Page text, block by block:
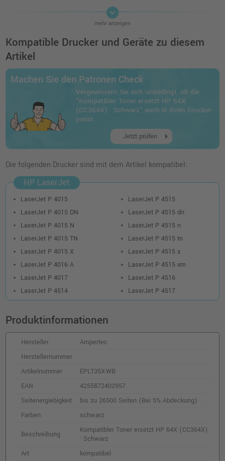
Kompatibles Toner Doppelpack ersetzt HP
64X (CC364XD) · Schwarz
o. MwSt.
108,99 €
keyboard_arrow_down
mehr anzeigen
Kompatible Drucker und Geräte zu diesem
Artikel
Machen Sie den Patronen Check
Vergewissern Sie sich unbedingt, ob die
"Kompatibler Toner ersetzt HP 64X
(CC364X) · Schwarz" auch in Ihren Drucker
passt.
Jetzt prüfen arrow_right
Die folgenden Drucker sind mit dem Artikel kompatibel:
HP LaserJet
LaserJet P 4015
LaserJet P 4015 DN
LaserJet P 4015 N
LaserJet P 4015 TN
LaserJet P 4015 X
LaserJet P 4016 A
LaserJet P 4017
LaserJet P 4514
LaserJet P 4515
LaserJet P 4515 dn
LaserJet P 4515 n
LaserJet P 4515 tn
LaserJet P 4515 x
LaserJet P 4515 xm
LaserJet P 4516
LaserJet P 4517
Produktinformationen
Hersteller
Ampertec
Herstellernummer
Artikelnummer
EPLT35X-WB
EAN
4255872402957
Seitenergiebigkeit
bis zu 26500 Seiten (Bei 5% Abdeckung)
Farben
schwarz
Beschreibung
Kompatibler Toner ersetzt HP 64X (CC364X)
· Schwarz
Art
kompatibel